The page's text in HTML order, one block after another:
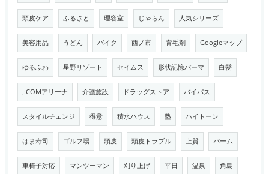
頭皮ケア ふるさと 理容室 じゃらん 人気シリーズ
美容用品 うどん バイク 西ノ市 育毛剤 Googleマップ
ゆるふわ 星野リゾート セイムス 形状記憶パーマ 白髪
J:COMアリーナ 介護施設 ドラッグストア バイパス
スタイルチェンジ 得意 積水ハウス 塾 ハイトーン
はま寿司 ゴルフ場 頭皮 頭皮トラブル 上質 バーム
車椅子対応 マンツーマン 刈り上げ 平日 温泉 角島